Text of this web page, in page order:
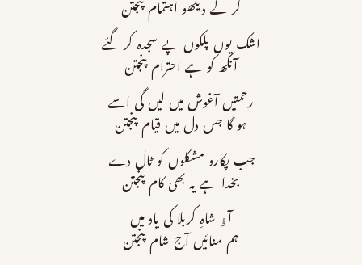
کر کے دیکھو اہتمام پنجتن
اشک یوں پلکوں پے سجدہ کر گئے
آنکھ کو ہے احترام پنجتن
رحمتیں آغوش میں لیں گی اسے
ہو گا جس دل میں قیام پنجتن
جب پکارو مشکلوں کو ٹال دے
بخدا ہے یہ بھی کام پنجتن
آﺅ شاہِ کربلا کی یاد میں
ہم منائیں آج شام پنجتن